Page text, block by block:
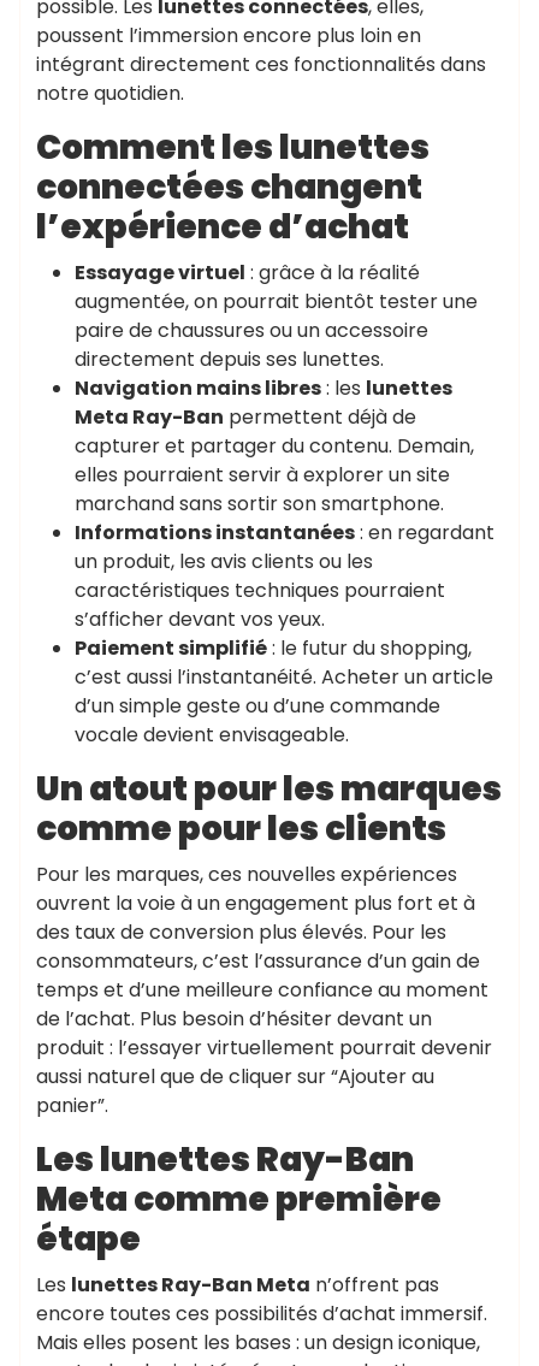
possible. Les lunettes connectées, elles,
poussent l’immersion encore plus loin en
intégrant directement ces fonctionnalités dans
notre quotidien.
Comment les lunettes
connectées changent
l’expérience d’achat
Essayage virtuel : grâce à la réalité
augmentée, on pourrait bientôt tester une
paire de chaussures ou un accessoire
directement depuis ses lunettes.
Navigation mains libres: les lunettes
Meta Ray-Ban permettent déjà de
capturer et partager du contenu. Demain,
elles pourraient servir à explorer un site
marchand sans sortir son smartphone.
Informations instantanées: en regardant
un produit, les avis clients ou les
caractéristiques techniques pourraient
s’afficher devant vos yeux.
Paiement simplifié: le futur du shopping,
c’est aussi l’instantanéité. Acheter un article
d’un simple geste ou d’une commande
vocale devient envisageable.
Un atout pour les marques
comme pour les clients
Pour les marques, ces nouvelles expériences
ouvrent la voie à un engagement plus fort et à
des taux de conversion plus élevés. Pour les
consommateurs, c’est l’assurance d’un gain de
temps et d’une meilleure confiance au moment
de l’achat. Plus besoin d’hésiter devant un
produit : l’essayer virtuellement pourrait devenir
aussi naturel que de cliquer sur “Ajouter au
panier”.
Les lunettes Ray-Ban
Meta comme première
étape
Les lunettes Ray-Ban Meta n’offrent pas
encore toutes ces possibilités d’achat immersif.
Mais elles posent les bases : un design iconique,